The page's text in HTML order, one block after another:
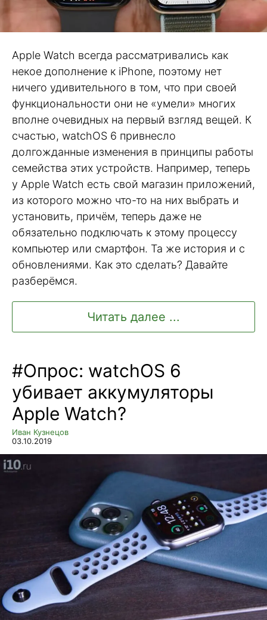
Apple Watch всегда рассматривались как
некое дополнение к iPhone, поэтому нет
ничего удивительного в том, что при своей
функциональности они не «умели» многих
вполне очевидных на первый взгляд вещей. К
счастью, watchOS 6 привнесло
долгожданные изменения в принципы работы
семейства этих устройств. Например, теперь
у Apple Watch есть свой магазин приложений,
из которого можно что-то на них выбрать и
установить, причём, теперь даже не
обязательно подключать к этому процессу
компьютер или смартфон. Та же история и с
обновлениями. Как это сделать? Давайте
разберёмся.
Читать далее ...
#Опрос: watchOS 6
убивает аккумуляторы
Apple Watch?
Иван Кузнецов
03.10.2019